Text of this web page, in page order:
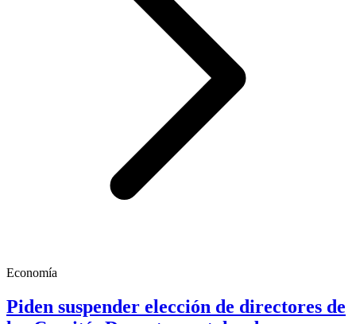
Economía
Piden suspender elección de directores de